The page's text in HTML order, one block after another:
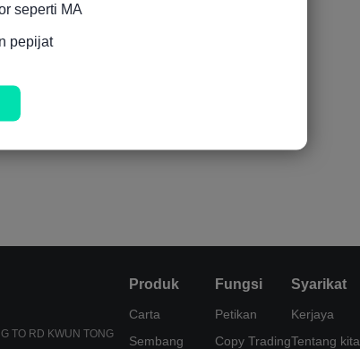
TO RD KWUN TONG
Produk
Carta
Sembang
Fungsi
Petikan
Copy Trading
Syarikat
Kerjaya
Tentang kita
seperti MA
pepijat